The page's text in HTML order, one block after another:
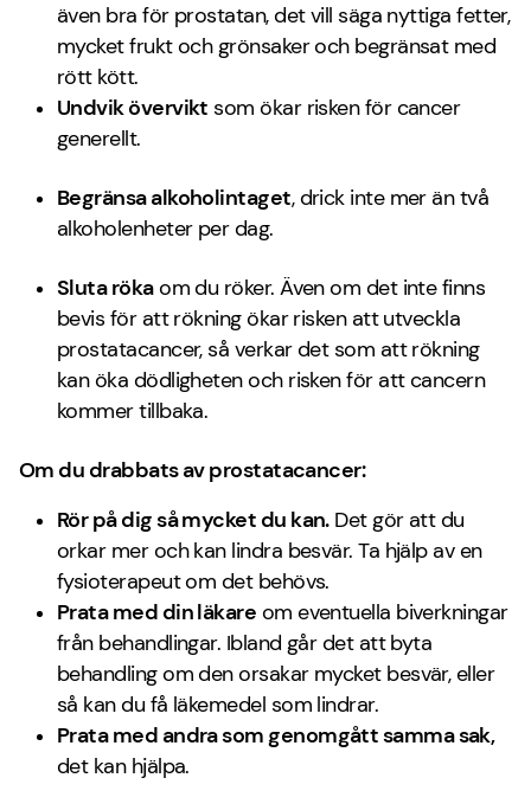
även bra för prostatan, det vill säga nyttiga fetter,
mycket frukt och grönsaker och begränsat med
rött kött.
Undvik övervikt som ökar risken för cancer
generellt.
Begränsa alkoholintaget, drick inte mer än två
alkoholenheter per dag.
Sluta rökaom du röker. Även om det inte finns
bevis för att rökning ökar risken att utveckla
prostatacancer, så verkar det som att rökning
kan öka dödligheten och risken för att cancern
kommer tillbaka.
Om du drabbats av prostatacancer:
Rör på dig så mycket du kan.Det gör att du
orkar mer och kan lindra besvär. Ta hjälp av en
fysioterapeut om det behövs.
Prata med din läkare om eventuella biverkningar
från behandlingar. Ibland går det att byta
behandling om den orsakar mycket besvär, eller
så kan du få läkemedel som lindrar.
Prata med andra som genomgått samma sak,
det kan hjälpa.